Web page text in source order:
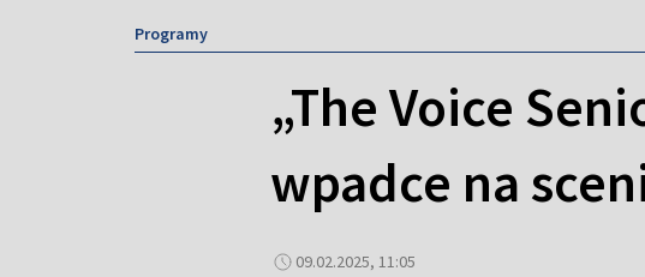
Programy
„The Voice
wpadce na
09.02.2025, 11:05